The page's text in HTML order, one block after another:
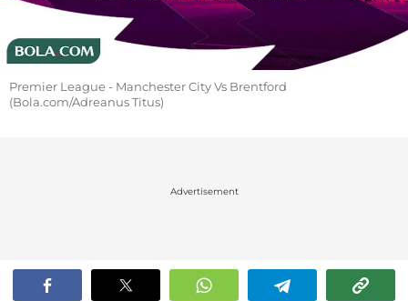
Premier League - Manchester City Vs Brentford
(Bola.com/Adreanus Titus)
Advertisement